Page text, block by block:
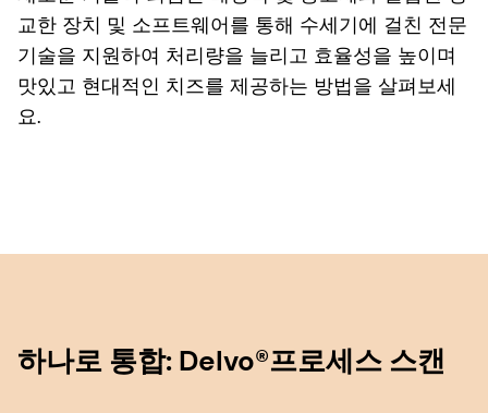
교한 장치 및 소프트웨어를 통해 수세기에 걸친 전문
기술을 지원하여 처리량을 늘리고 효율성을 높이며
맛있고 현대적인 치즈를 제공하는 방법을 살펴보세
요.
하나로 통합: Delvo®프로세스 스캔